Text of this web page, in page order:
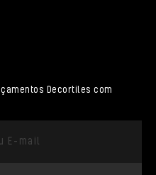
Decortiles com